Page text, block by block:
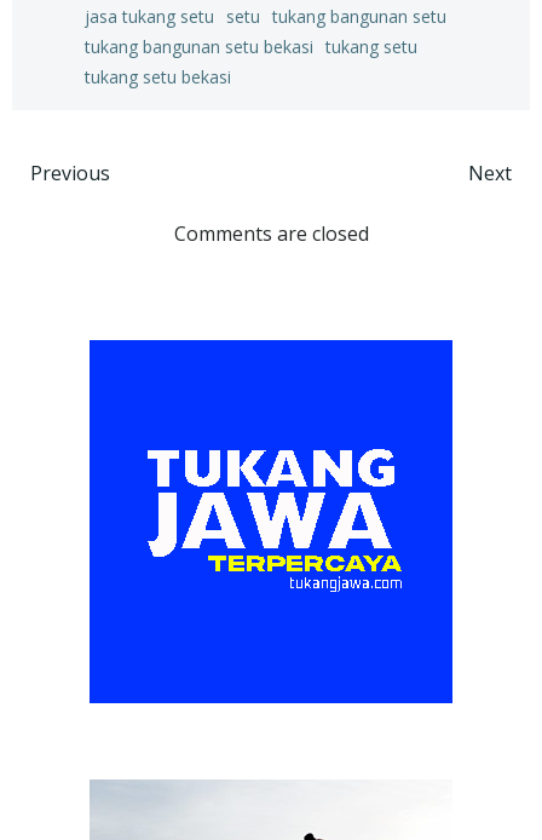
jasa tukang setu
setu tukang bangunan setu
tukang bangunan setu bekasi tukang setu
tukang setu bekasi
Post
navigation
Previous
navigation
Next
Comments are closed